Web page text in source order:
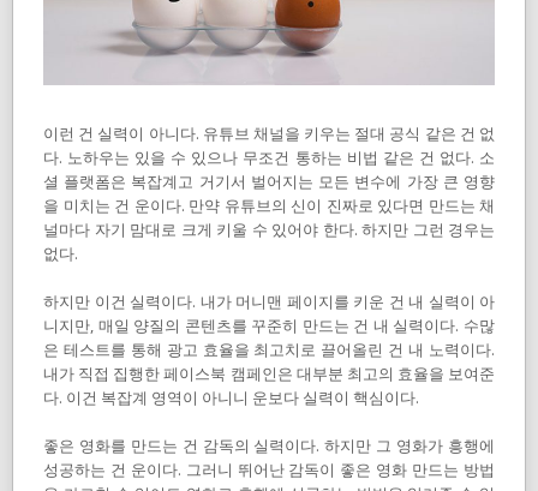
이런 건 실력이 아니다. 유튜브 채널을 키우는 절대 공식 같은 건 없
다. 노하우는 있을 수 있으나 무조건 통하는 비법 같은 건 없다. 소
셜 플랫폼은 복잡계고 거기서 벌어지는 모든 변수에 가장 큰 영향
을 미치는 건 운이다. 만약 유튜브의 신이 진짜로 있다면 만드는 채
널마다 자기 맘대로 크게 키울 수 있어야 한다. 하지만 그런 경우는
없다.
하지만 이건 실력이다. 내가 머니맨 페이지를 키운 건 내 실력이 아
니지만, 매일 양질의 콘텐츠를 꾸준히 만드는 건 내 실력이다. 수많
은 테스트를 통해 광고 효율을 최고치로 끌어올린 건 내 노력이다.
내가 직접 집행한 페이스북 캠페인은 대부분 최고의 효율을 보여준
다. 이건 복잡계 영역이 아니니 운보다 실력이 핵심이다.
좋은 영화를 만드는 건 감독의 실력이다. 하지만 그 영화가 흥행에
성공하는 건 운이다. 그러니 뛰어난 감독이 좋은 영화 만드는 방법